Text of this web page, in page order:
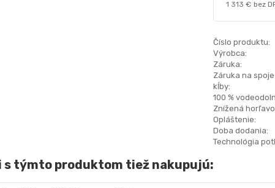
1 313 € bez
Číslo produktu:
Výrobca:
Záruka:
Záruka na spoje
kĺby:
100 %
Znížená
Opláštenie:
Doba dodania:
Technológia
s týmto produktom tiež nakupujú: